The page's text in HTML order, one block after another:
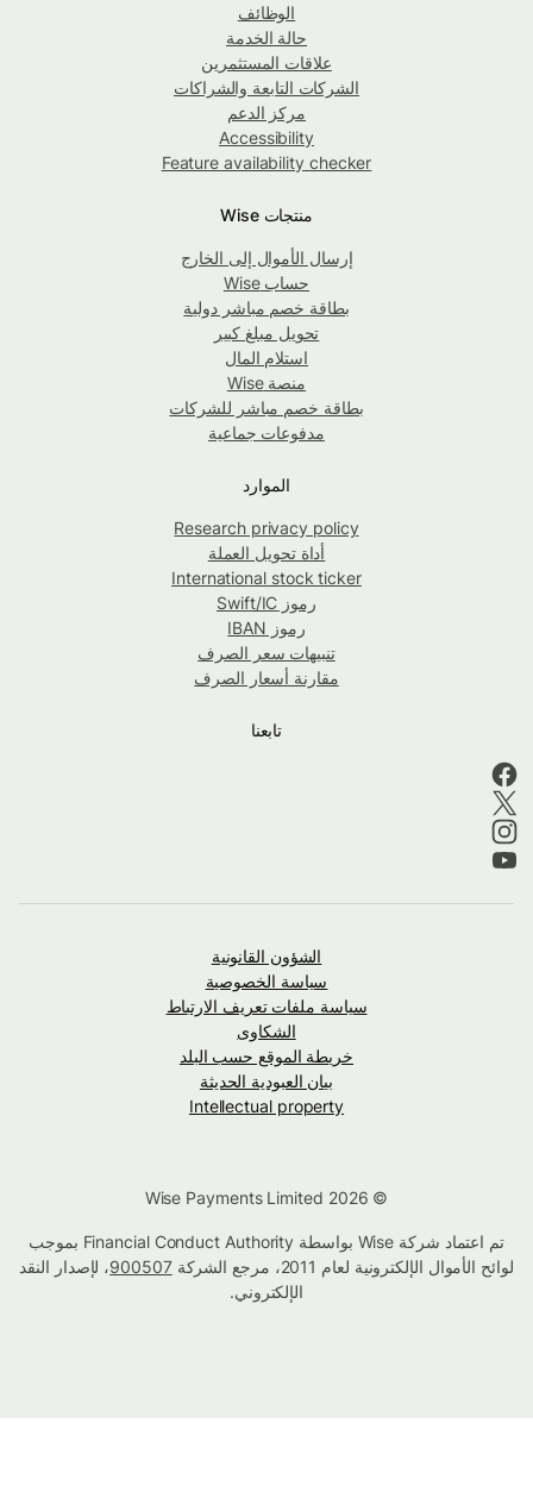
الوظائف
حالة الخدمة
علاقات المستثمرين
الشركات التابعة والشراكات
مركز الدعم
Accessibility
Feature availability checker
منتجات Wise
إرسال الأموال إلى الخارج
حساب Wise
بطاقة خصم مباشر دولية
تحويل مبلغ كبير
استلام المال
منصة Wise
بطاقة خصم مباشر للشركات
مدفوعات جماعية
الموارد
Research privacy policy
أداة تحويل العملة
International stock ticker
رموز Swift/IC
رموز IBAN
تنبيهات سعر الصرف
مقارنة أسعار الصرف
تابعنا
الشؤون القانونية
سياسة الخصوصية
سياسة ملفات تعريف الارتباط
الشكاوى
خريطة الموقع حسب البلد
بيان العبودية الحديثة
Intellectual property
تم اعتماد شركة Wise بواسطة Financial Conduct Authority بموجب
لوائح الأموال الإلكترونية لعام 2011، مرجع الشركة
900507، لإصدار النقد
الإلكتروني.